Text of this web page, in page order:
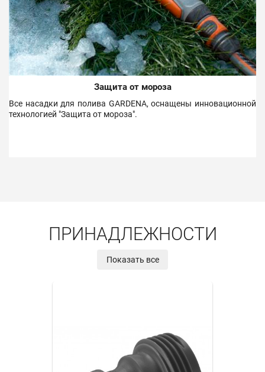
Защита от мороза
Все насадки для полива GARDENA, оснащены инновационной
технологией "Защита от мороза".
ПРИНАДЛЕЖНОСТИ
Показать все